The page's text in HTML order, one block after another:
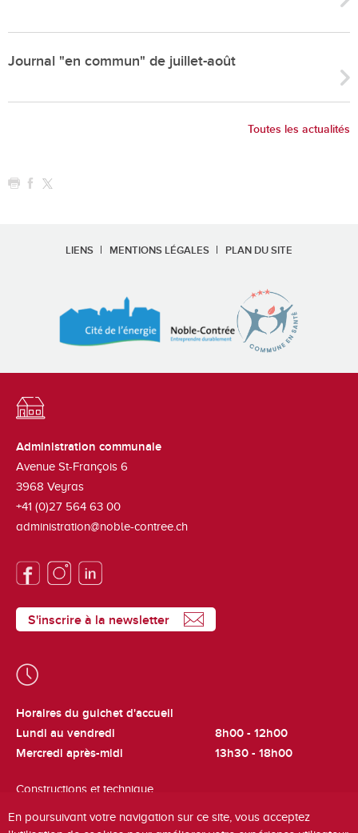
Journal "en commun" de juillet-août
Toutes les actualités
LIENS MENTIONS LÉGALES PLAN DU SITE
Administration communale
Avenue St-François 6
3968 Veyras
+41 (0)27 564 63 00
administration@noble-contree.ch
S'inscrire à la newsletter
Horaires du guichet d'accueil
Lundi au vendredi
8h00 - 12h00
Mercredi après-midi
13h30 - 18h00
Constructions et technique
En poursuivant votre navigation sur ce site, vous acceptez